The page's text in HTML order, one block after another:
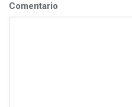
Comentario